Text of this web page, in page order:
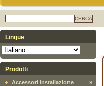
CERCA
Lingue
Prodotti
Accessori installazione »